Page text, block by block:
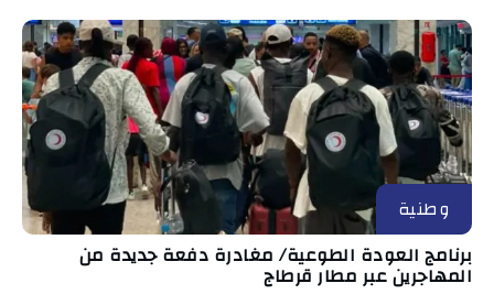
وطنية
برنامج العودة الطوعية/ مغادرة دفعة جديدة من
المهاجرين عبر مطار قرطاج